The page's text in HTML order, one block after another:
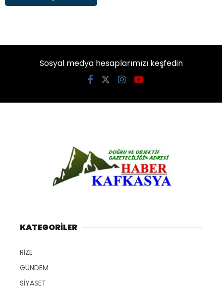
Sosyal medya hesaplarımızı keşfedin
KATEGORİLER
RİZE
GÜNDEM
SİYASET